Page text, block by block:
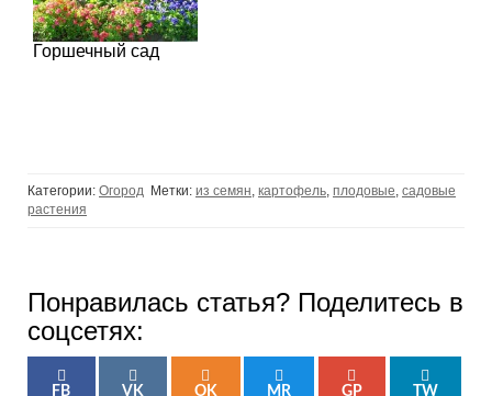
Горшечный сад
Категории: Огород Метки: из семян, картофель, плодовые, садовые
растения
Понравилась статья? Поделитесь в
соцсетях:
FB VK OK MR GP TW